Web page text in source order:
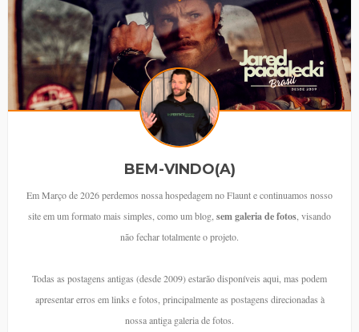
BEM-VINDO(A)
Em Março de 2026 perdemos nossa hospedagem no Flaunt e continuamos nosso
site em um formato mais simples, como um blog, sem galeria de fotos , visando
não fechar totalmente o projeto.
Todas as postagens antigas (desde 2009) estarão disponíveis aqui, mas podem
apresentar erros em links e fotos, principalmente as postagens direcionadas à
nossa antiga galeria de fotos.